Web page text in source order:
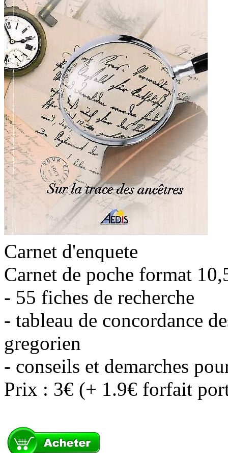
Carnet d'enquete
Carnet de poche format
- 55 fiches de recherche
- tableau de concordance
gregorien
- conseils et demarches
Prix : 3€ (+ 1.9€ forfait